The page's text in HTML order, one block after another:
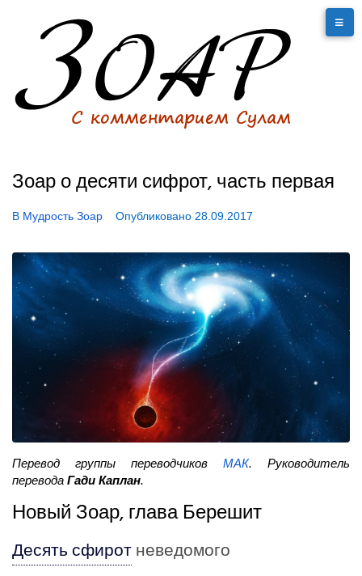
Зоар о десяти сифрот, часть первая
В Мудрость Зоар Опубликовано 28.09.2017
Перевод группы переводчиков МАК. Руководитель
перевода Гади Каплан.
Новый Зоар, глава Берешит
Десять сфиротневедомого